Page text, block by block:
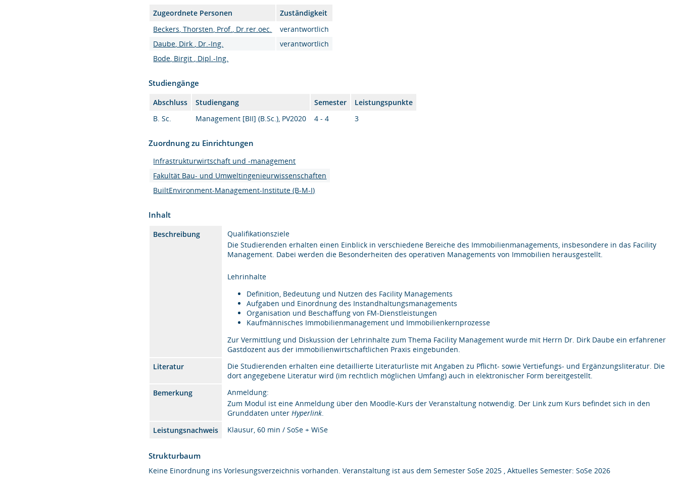
Zugeordnete Personen
Zuständigkeit
Beckers, Thorsten, Prof., Dr.rer.oec.
verantwortlich
Daube, Dirk , Dr.-Ing.
verantwortlich
Bode, Birgit , Dipl.-Ing.
Studiengänge
Abschluss Studiengang Semester
Leistungspunkte
B. Sc.
Management [BII] (B.Sc.), PV2020 4 - 4 3
Zuordnung zu Einrichtungen
Infrastrukturwirtschaft und -management
Fakultät Bau- und Umweltingenieurwissenschaften
BuiltEnvironment-Management-Institute (B-M-I)
Inhalt
Beschreibung
Qualifikationsziele
Die Studierenden erhalten einen Einblick in verschiedene Bereiche des Immobilienmanagements, insbesondere in das Facility
Management. Dabei werden die Besonderheiten des operativen Managements von Immobilien herausgestellt.
Lehrinhalte
Definition, Bedeutung und Nutzen des Facility Managements
Aufgaben und Einordnung des Instandhaltungsmanagements
Organisation und Beschaffung von FM-Dienstleistungen
Kaufmännisches Immobilienmanagement und Immobilienkernprozesse
Zur Vermittlung und Diskussion der Lehrinhalte zum Thema Facility Management wurde mit Herrn Dr. Dirk Daube ein erfahrener
Gastdozent aus der immobilienwirtschaftlichen Praxis eingebunden.
Literatur
Die Studierenden erhalten eine detaillierte Literaturliste mit Angaben zu Pflicht- sowie Vertiefungs- und Ergänzungsliteratur. Die
dort angegebene Literatur wird (im rechtlich möglichen Umfang) auch in elektronischer Form bereitgestellt.
Bemerkung
Anmeldung:
Zum Modul ist eine Anmeldung über den Moodle-Kurs der Veranstaltung notwendig. Der Link zum Kurs befindet sich in den
Grunddaten unterHyperlink.
Leistungsnachweis
Klausur, 60 min / SoSe + WiSe
Strukturbaum
Keine Einordnung ins Vorlesungsverzeichnis vorhanden. Veranstaltung ist aus dem Semester SoSe 2025 , Aktuelles Semester: SoSe 2026